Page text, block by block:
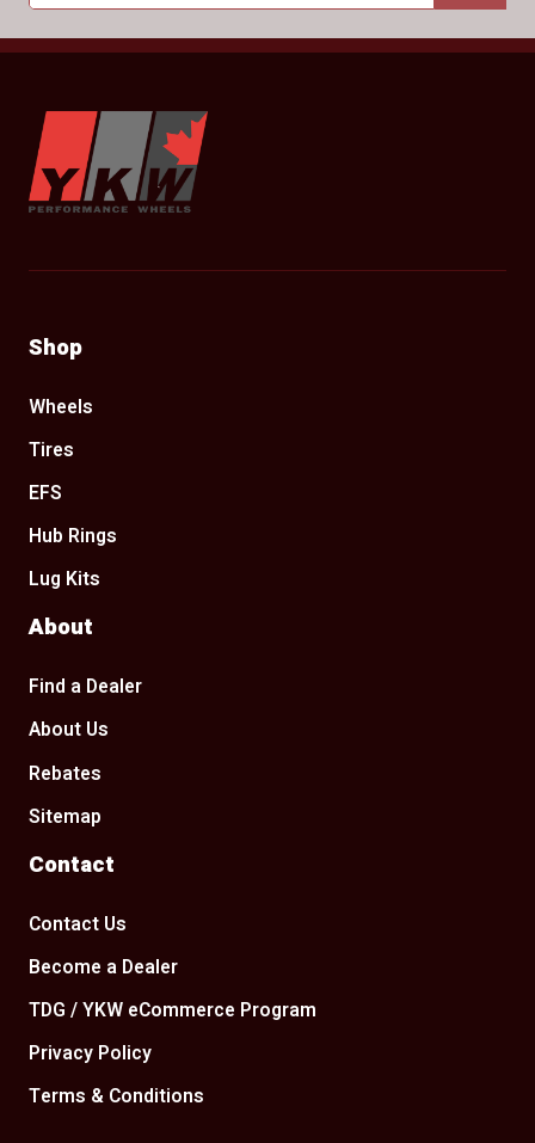
YKW Wheels
Shop
Wheels
Tires
EFS
Hub Rings
Lug Kits
About
Find a Dealer
About Us
Rebates
Sitemap
Contact
Contact Us
Become a Dealer
TDG / YKW eCommerce Program
Privacy Policy
Terms & Conditions